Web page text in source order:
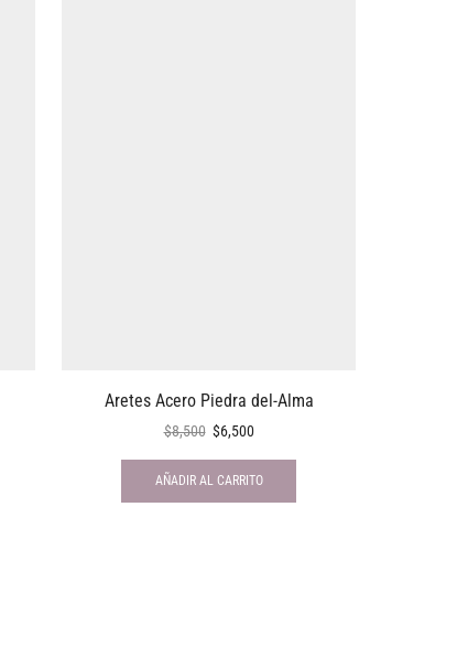
Aretes Acero Piedra del-Alma
$8,500 $6,500
AÑADIR AL CARRITO